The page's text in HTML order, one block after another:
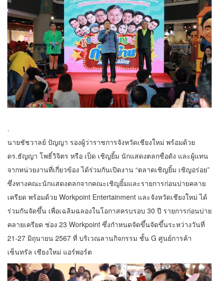
.
นายชัชวาลย์ ปัญญา รองผู้ว่าราชการจังหวัดเชียงใหม่ พร้อมด้วย
ดร.ธัญญา โพธิ์วิจิตร หรือ เป็ด เชิญยิ้ม นักแสดงตลกชื่อดัง และผู้แทน
จากหน่วยงานที่เกี่ยวข้อง ได้ร่วมกันเปิดงาน “ตลาดเชิญยิ้ม เชิญอร่อย”
ซึ่งทางคณะนักแสดงตลกจากคณะเชิญยิ้มและรายการก่อนบ่ายคลาย
เครียด พร้อมด้วย Workpoint Entertainment และจังหวัดเชียงใหม่ ได้
ร่วมกันจัดขึ้น เพื่อเฉลิมฉลองในโอกาสครบรอบ 30 ปี รายการก่อนบ่าย
คลายเครียด ช่อง 23 Workpoint ซึ่งกำหนดจัดขึ้นจัดขึ้นระหว่างวันที่
21-27 มิถุนายน 2567 ที่ บริเวณลานกิจกรรม ชั้น G ศูนย์การค้า
เซ็นทรัล เชียงใหม่ แอร์พอร์ต